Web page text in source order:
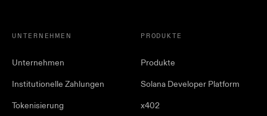
UNTERNEHMEN
Unternehmen
Institutionelle Zahlungen
Tokenisierung
PRODUKTE
Produkte
Solana Developer Platform
x402